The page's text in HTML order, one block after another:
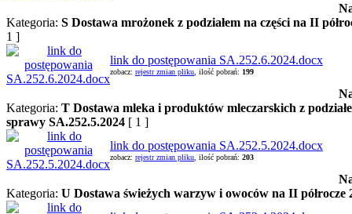
Kategoria: S Dostawa mrożonek z podziałem na części na II
1 ]
link do postępowania SA.252.6.2024.docx
zobacz: rejestr zmian pliku , ilość pobrań: 199
Kategoria: T Dostawa mleka i produktów mleczarskich z
sprawy SA.252.5.2024 [ 1 ]
link do postępowania SA.252.5.2024.docx
zobacz: rejestr zmian pliku , ilość pobrań: 203
Kategoria: U Dostawa świeżych warzyw i owoców na II